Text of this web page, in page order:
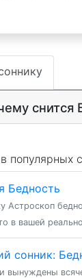
снится
популярных
Бедность
Астроскоп
в вашей
сонник:
вынуждены